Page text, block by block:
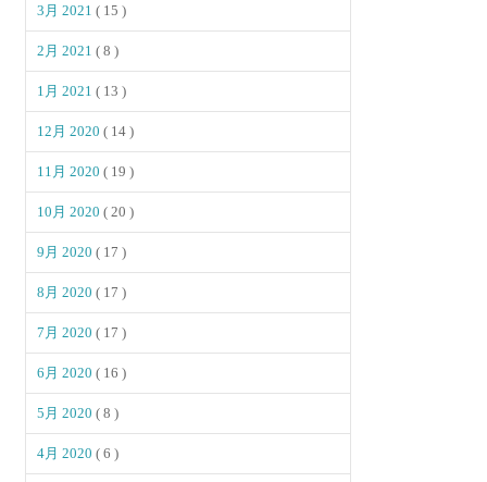
3月 2021( 15 )
2月 2021( 8 )
1月 2021( 13 )
12月 2020( 14 )
11月 2020( 19 )
10月 2020( 20 )
9月 2020( 17 )
8月 2020( 17 )
7月 2020( 17 )
6月 2020( 16 )
5月 2020( 8 )
4月 2020( 6 )